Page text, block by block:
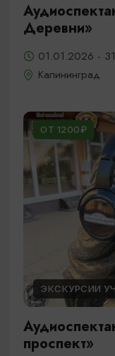
Деревни»
01.01.2026 -
Калининград
ОТ 1200₽
ЭКСКУРСИИ
проспект»